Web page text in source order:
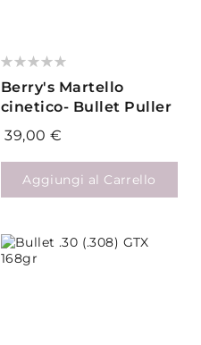
Valutazione:
Berry's Martello
cinetico- Bullet Puller
39,00 €
Aggiungi al Carrello